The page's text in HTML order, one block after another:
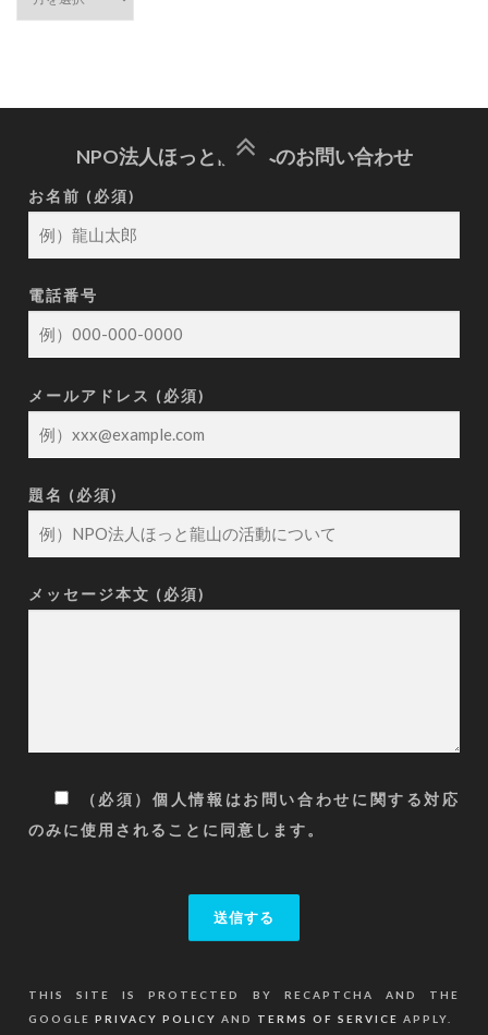
NPO法人ほっと龍山へのお問い合わせ
お名前 (必須)
電話番号
メールアドレス (必須)
題名 (必須)
メッセージ本文 (必須)
（必須）個人情報はお問い合わせに関する対応
のみに使用されることに同意します。
THIS SITE IS PROTECTED BY RECAPTCHA AND THE
GOOGLE PRIVACY POLICY AND TERMS OF SERVICE APPLY.